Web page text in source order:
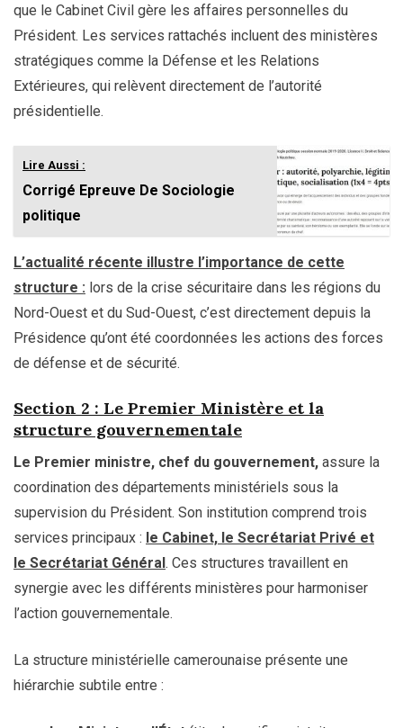
que le Cabinet Civil gère les affaires personnelles du
Président. Les services rattachés incluent des ministères
stratégiques comme la Défense et les Relations
Extérieures, qui relèvent directement de l’autorité
présidentielle.
Lire Aussi :
Corrigé Epreuve De Sociologie
politique
L’actualité récente illustre l’importance de cette
structure : lors de la crise sécuritaire dans les régions du
Nord-Ouest et du Sud-Ouest, c’est directement depuis la
Présidence qu’ont été coordonnées les actions des forces
de défense et de sécurité.
Section 2 : Le Premier Ministère et la
structure gouvernementale
Le Premier ministre, chef du gouvernement, assure la
coordination des départements ministériels sous la
supervision du Président. Son institution comprend trois
services principaux : le Cabinet, le Secrétariat Privé et
le Secrétariat Général . Ces structures travaillent en
synergie avec les différents ministères pour harmoniser
l’action gouvernementale.
La structure ministérielle camerounaise présente une
hiérarchie subtile entre :